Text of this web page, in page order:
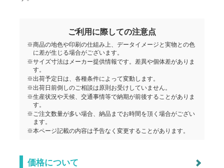
ご利用に際しての注意点
※商品の地色や印刷の仕組み上、データイメージと実物との色
に差が生じる場合がございます。
※サイズ寸法はメーカー提供情報です。差異や個体差がありま
す。
※出荷予定日は、各種条件によって変動します。
※出荷日前倒しのご相談は原則お受けしていません。
※生産状況や天候、交通事情等で納期が前後することがありま
す。
※ご注文数量が多い場合、納品までお時間を頂く場合がござい
ます。
※本ページ記載の内容は予告なく変更することがあります。
価格について